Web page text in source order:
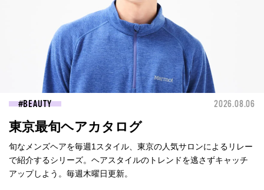
BEAUTY 2026.08.06
東京最旬ヘアカタログ
旬なメンズヘアを毎週1スタイル、東京の人気サロンによるリレー
で紹介するシリーズ。ヘアスタイルのトレンドを逃さずキャッチ
アップしよう。毎週木曜日更新。